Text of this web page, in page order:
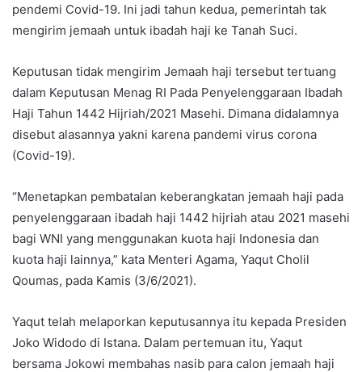
pendemi Covid-19. Ini jadi tahun kedua, pemerintah tak
mengirim jemaah untuk ibadah haji ke Tanah Suci.
Keputusan tidak mengirim Jemaah haji tersebut tertuang
dalam Keputusan Menag RI Pada Penyelenggaraan Ibadah
Haji Tahun 1442 Hijriah/2021 Masehi. Dimana didalamnya
disebut alasannya yakni karena pandemi virus corona
(Covid-19).
“Menetapkan pembatalan keberangkatan jemaah haji pada
penyelenggaraan ibadah haji 1442 hijriah atau 2021 masehi
bagi WNI yang menggunakan kuota haji Indonesia dan
kuota haji lainnya,” kata Menteri Agama, Yaqut Cholil
Qoumas, pada Kamis (3/6/2021).
Yaqut telah melaporkan keputusannya itu kepada Presiden
Joko Widodo di Istana. Dalam pertemuan itu, Yaqut
bersama Jokowi membahas nasib para calon jemaah haji